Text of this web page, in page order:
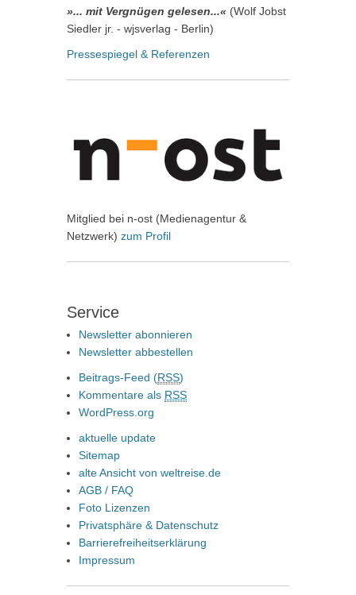
»... mit Vergnügen gelesen...« (Wolf Jobst
Siedler jr. - wjsverlag - Berlin)
Pressespiegel & Referenzen
Mitglied bei n-ost (Medienagentur &
Netzwerk) zum Profil
Service
Newsletter abonnieren
Newsletter abbestellen
Beitrags-Feed (RSS)
Kommentare als RSS
WordPress.org
aktuelle update
Sitemap
alte Ansicht von weltreise.de
AGB / FAQ
Foto Lizenzen
Privatsphäre & Datenschutz
Barrierefreiheitserklärung
Impressum